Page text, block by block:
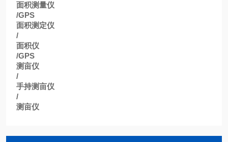
面积测量仪
/GPS
面积测定仪
/
面积仪
/GPS
测亩仪
/
手持测亩仪
/
测亩仪